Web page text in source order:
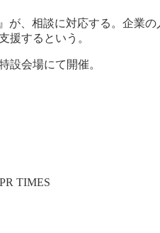
が、相談に対応する。企業
援するという。
設会場にて開催。
TIMES